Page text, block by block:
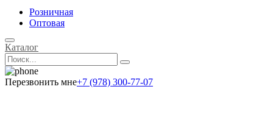
Розничная
Оптовая
Каталог
Перезвонить мне+7 (978) 300-77-07